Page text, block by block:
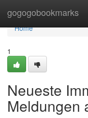
gogogobookmarks
Home
Home
1
Neueste
Meldungen